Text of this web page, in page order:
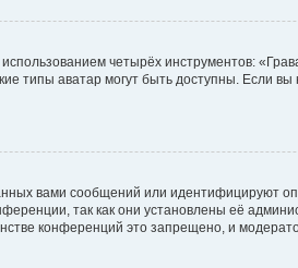
четырёх инструментов:
типы аватар могут быть доступны. Если
вами сообщений или идентифицируют
так как они установлены её
конференций это запрещено, и